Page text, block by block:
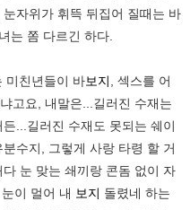
자위가 휘뜩 뒤집어 질때는 바
는 쫌 다르긴 하다.
미친년들이 바보지
, 섹스를 어
고요, 내말은...길러진 수재는
...길러진 수재도 못되는 쉐이
수지, 그렇게 사랑 타령 할 거
눈 맞는 쇄끼랑 콘돔 없이 자
이 멀어 내 보지 돌렸네 하는